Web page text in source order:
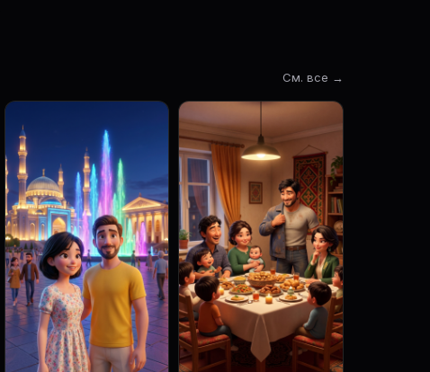
См. все →